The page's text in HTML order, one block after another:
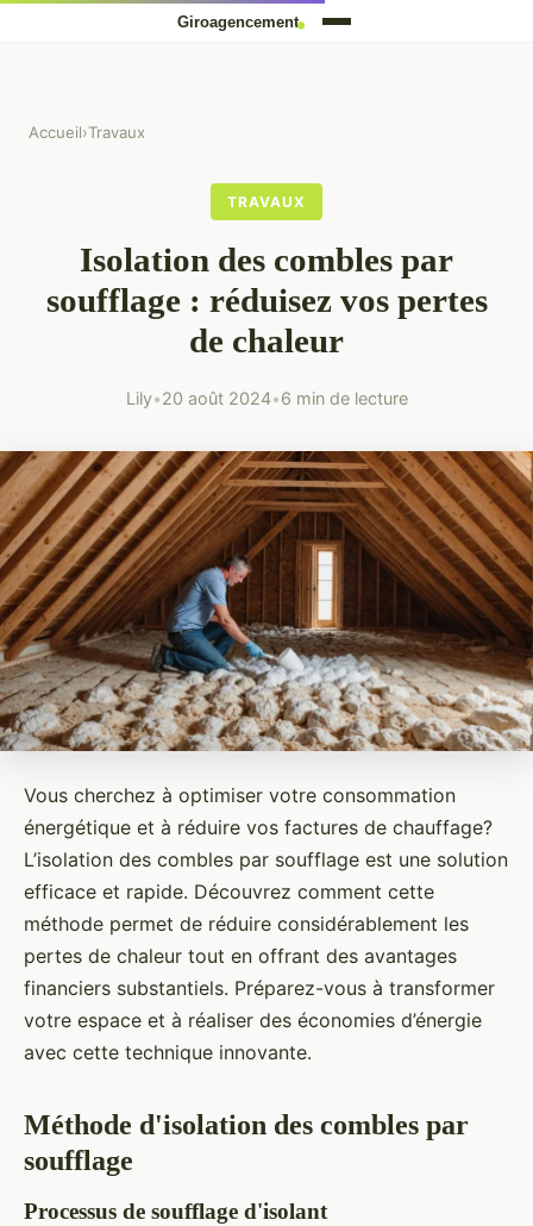
Accueil›Travaux
TRAVAUX
Isolation des combles par
soufflage : réduisez vos pertes
de chaleur
Lily•20 août 2024•6 min de lecture
Vous cherchez à optimiser votre consommation
énergétique et à réduire vos factures de chauffage?
L’isolation des combles par soufflage est une solution
efficace et rapide. Découvrez comment cette
méthode permet de réduire considérablement les
pertes de chaleur tout en offrant des avantages
financiers substantiels. Préparez-vous à transformer
votre espace et à réaliser des économies d’énergie
avec cette technique innovante.
Méthode d'isolation des combles par
soufflage
Processus de soufflage d'isolant